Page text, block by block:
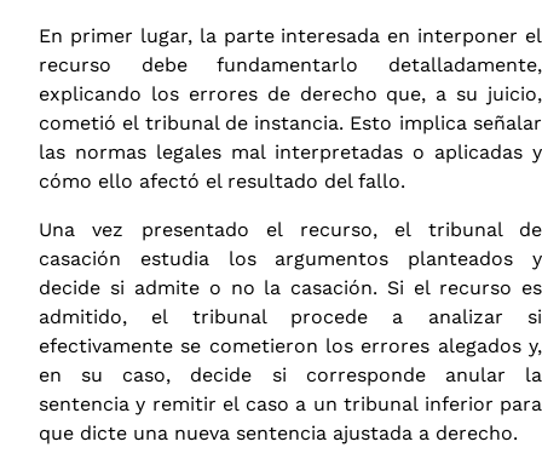
En primer lugar, la parte interesada en interponer el
recurso debe fundamentarlo detalladamente,
explicando los errores de derecho que, a su juicio,
cometió el tribunal de instancia. Esto implica señalar
las normas legales mal interpretadas o aplicadas y
cómo ello afectó el resultado del fallo.
Una vez presentado el recurso, el tribunal de
casación estudia los argumentos planteados y
decide si admite o no la casación. Si el recurso es
admitido, el tribunal procede a analizar si
efectivamente se cometieron los errores alegados y,
en su caso, decide si corresponde anular la
sentencia y remitir el caso a un tribunal inferior para
que dicte una nueva sentencia ajustada a derecho.